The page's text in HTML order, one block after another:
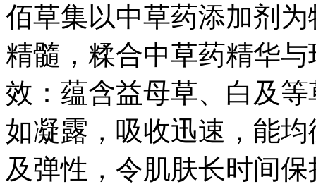
佰草集以中草药添加剂
精髓，糅合中草药精华
效：蕴含益母草、白及
如凝露，吸收迅速，能
及弹性，令肌肤长时间